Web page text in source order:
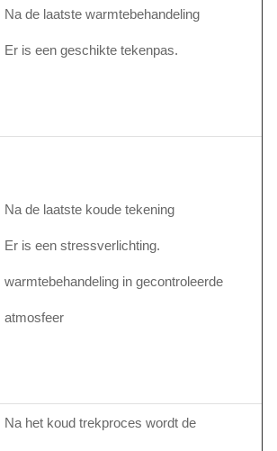
Na de laatste warmtebehandeling
Er is een geschikte tekenpas.
Na de laatste koude tekening
Er is een stressverlichting.
warmtebehandeling in gecontroleerde
atmosfeer
Na het koud trekproces wordt de